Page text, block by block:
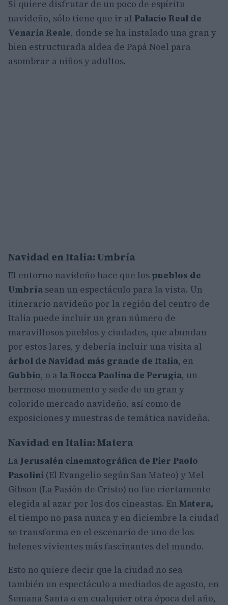
Si quiere disfrutar de un poco de espíritu
navideño, sólo tiene que ir al Palacio Real de
Venaria Reale, donde se ha instalado una gran y
bien estructurada aldea de Papá Noel para
asombrar a niños y adultos.
Navidad en Italia: Umbría
El entorno navideño hace que los pueblos de
Umbría sean un espectáculo para la vista. Un
itinerario navideño por la región del centro de
Italia puede incluir un gran número de
maravillosos pueblos y ciudades, que abundan
por estos lares, y debería incluir una visita al
árbol de Navidad más grande de Italia, en
Gubbio, o a la Rocca Paolina de Perugia, un
hermoso monumento y sede de un gran y
colorido mercado navideño, así como de
exposiciones y muestras de temática navideña.
Navidad en Italia: Matera
LaJerusalén cinematográfica de Pier Paolo
Pasolini (El Evangelio según San Mateo) y Mel
Gibson (La Pasión de Cristo) no fue ciertamente
elegida al azar por los dos cineastas. En Matera,
el tiempo no pasa nunca y en diciembre la ciudad
se transforma en el escenario de uno de los
belenes vivientes más fascinantes del mundo.
Esto no quiere decir que la ciudad no sea
también un espectáculo a mediados de agosto, en
Semana Santa o en cualquier otra época del año,